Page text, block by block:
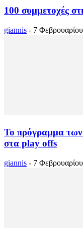
100 συμμετοχές
giannis - 7
Το πρόγραμμα
στα play offs
giannis - 7